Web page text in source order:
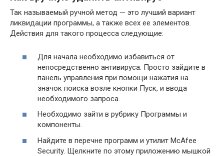
Так называемый ручной метод — это лучший вариант
ликвидации программы, а также всех ее элементов.
Действия для такого процесса следующие:
Для начала необходимо избавиться от
непосредственно антивируса. Просто зайдите в
панель управления при помощи нажатия на
значок поиска возле кнопки Пуск, и ввода
необходимого запроса.
Необходимо зайти в рубрику Программы и
компоненты.
Найдите в перечне программ и утилит McAfee
Security. Щелкните по этому приложению мышкой